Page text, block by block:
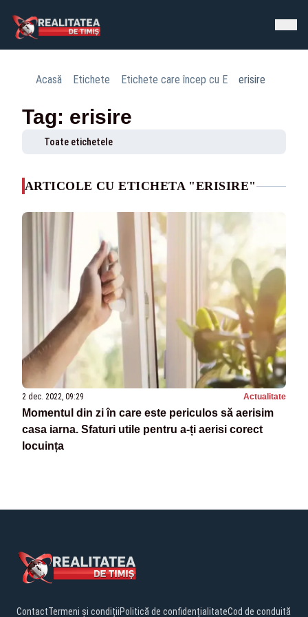
Acasă Etichete Etichete care încep cu E erisire
Tag: erisire
Toate etichetele
ARTICOLE CU ETICHETA "ERISIRE"
2 dec. 2022, 09:29 Actualitate
Momentul din zi în care este periculos să aerisim
casa iarna. Sfaturi utile pentru a-ți aerisi corect
locuința
ContactTermeni și condițiiPolitică de confidențialitateCod de conduită